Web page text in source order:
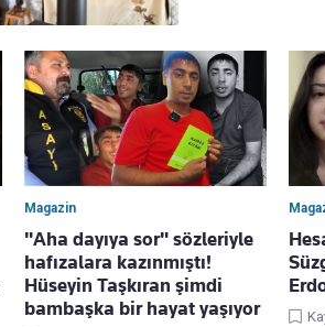
Magazin
"Aha dayıya sor" sözleriyle
hafızalara kazınmıştı!
Hüseyin Taşkıran şimdi
bambaşka bir hayat yaşıyor